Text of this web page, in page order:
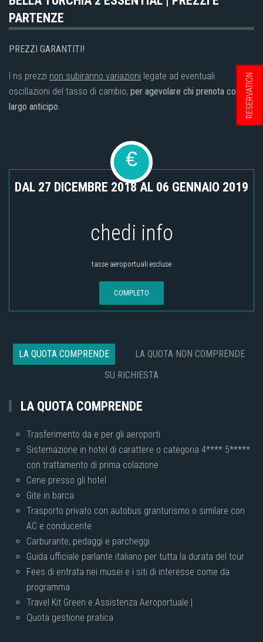
PARTENZE
PREZZI GARANTITI!
I ns prezzi non subiranno variazioni legate ad eventuali
oscillazioni del tasso di cambio, per agevolare chi prenota con
largo anticipo.
€
DAL 27 DICEMBRE 2018 AL 06 GENNAIO 2019
chedi info
tasse aeroportuali escluse
COMPLETO
LA QUOTA COMPRENDE
LA QUOTA NON COMPRENDE
SU RICHIESTA
LA QUOTA COMPRENDE
Trasferimento da e per gli aeroporti
Sistemazione in hotel di carattere o categoria 4**** 5*****
con trattamento di prima colazione
Cene presso gli hotel
Gite in barca
Trasporto privato con autobus granturismo o similare con
AC e conducente
Carburante, pedaggi e parcheggi
Guida ufficiale parlante italiano per tutta la durata del tour
Fees di entrata nei musei e i siti di interesse come da
programma
Travel Kit Green e Assistenza Aeroportuale |
Quota gestione pratica
RESERVATION